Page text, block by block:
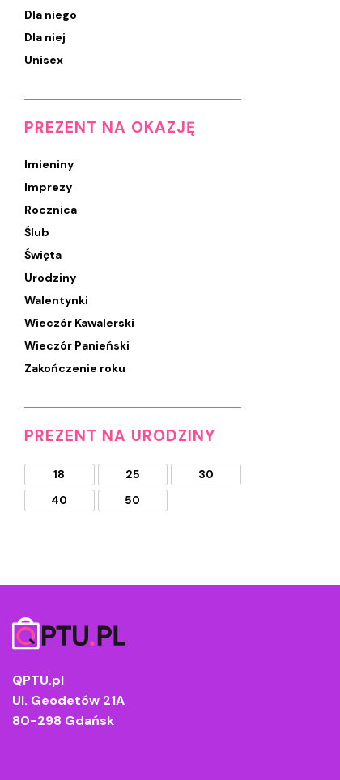
Dla niego
Dla niej
Unisex
PREZENT NA OKAZJĘ
Imieniny
Imprezy
Rocznica
Ślub
Święta
Urodziny
Walentynki
Wieczór Kawalerski
Wieczór Panieński
Zakończenie roku
PREZENT NA URODZINY
18 25
30
40
50
QPTU.pl
Ul. Geodetów 21A
80-298 Gdańsk